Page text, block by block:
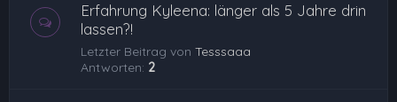
Erfahrung Kyleena: länger als 5 Jahre drin
lassen?!
Letzter Beitrag von Tesssaaa
Antworten: 2